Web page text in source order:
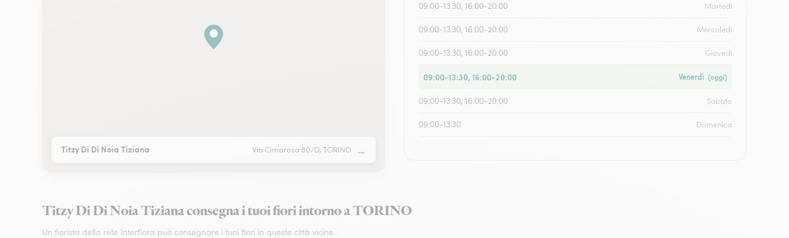
Titzy Di Di Noia Tiziana Via Cimarosa 80/D, TORINO →
09:00-13:30, 16:00-20:00 Martedì
09:00-13:30, 16:00-20:00 Mercoledì
09:00-13:30, 16:00-20:00 Giovedì
09:00-13:30, 16:00-20:00 Venerdì (oggi)
09:00-13:30, 16:00-20:00 Sabato
09:00-13:30 Domenica
Titzy Di Di Noia Tiziana consegna i tuoi fiori intorno a TORINO
Un fiorista della rete Interflora può consegnare i tuoi fiori in queste città vicine.